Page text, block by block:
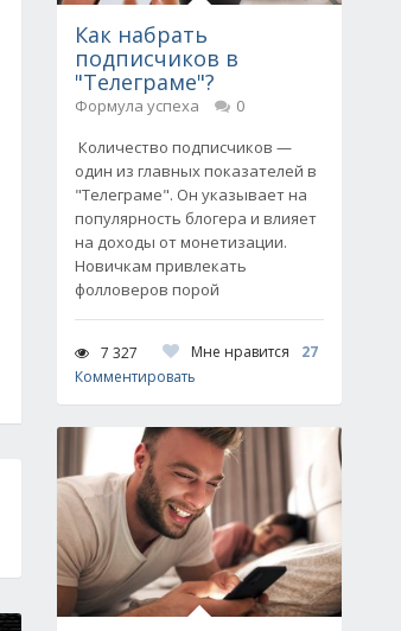
Как набрать
подписчиков в
"Телеграме"?
Формула успеха
0
Количество подписчиков —
один из главных показателей в
"Телеграме". Он указывает на
популярность блогера и влияет
на доходы от монетизации.
Новичкам привлекать
фолловеров порой
7 327 Мне нравится
27
Комментировать